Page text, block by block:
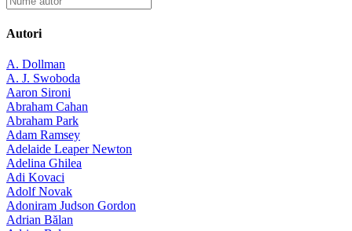
Autori
A. Dollman
A. J. Swoboda
Aaron Sironi
Abraham Cahan
Abraham Park
Adam Ramsey
Adelaide Leaper Newton
Adelina Ghilea
Adi Kovaci
Adolf Novak
Adoniram Judson Gordon
Adrian Bălan